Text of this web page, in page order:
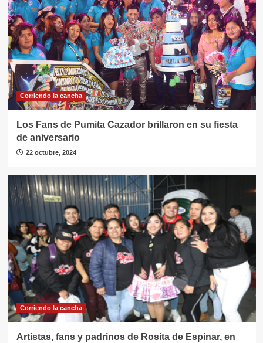
Corriendo la cancha
Los Fans de Pumita Cazador brillaron en su fiesta
de aniversario
22 octubre, 2024
Corriendo la cancha
Artistas, fans y padrinos de Rosita de Espinar, en